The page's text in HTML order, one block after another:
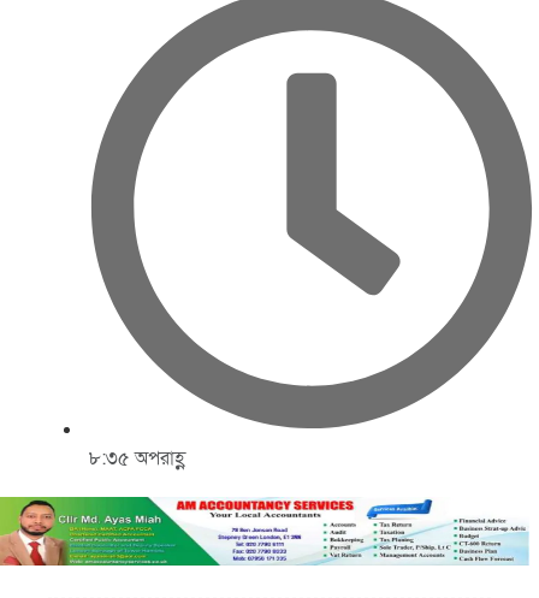
৮:৩৫ অপরাহ্ণ